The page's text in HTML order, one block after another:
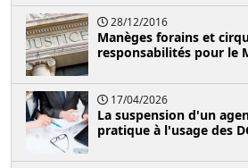
28/12/2016
Manèges forains et
responsabilités pour le
17/04/2026
La suspension d'un
pratique à l'usage des